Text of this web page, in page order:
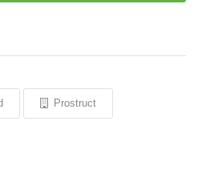
Prostruct